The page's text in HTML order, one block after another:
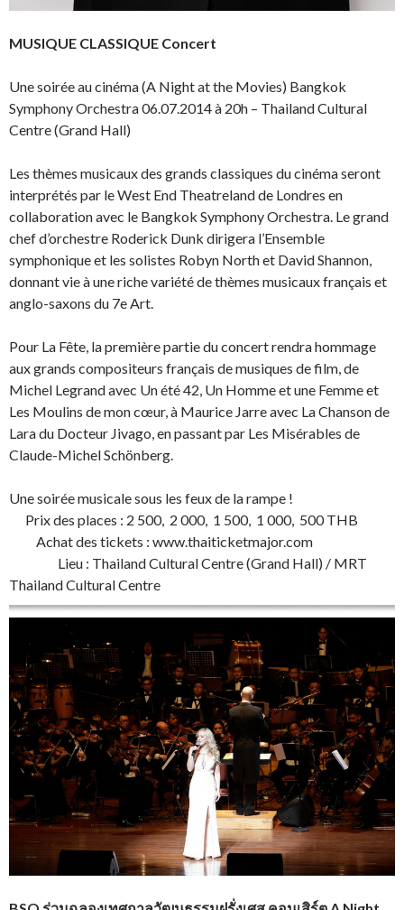
MUSIQUE CLASSIQUE Concert
Une soirée au cinéma (A Night at the Movies) Bangkok
Symphony Orchestra 06.07.2014 à 20h – Thailand Cultural
Centre (Grand Hall)
Les thèmes musicaux des grands classiques du cinéma seront
interprétés par le West End Theatreland de Londres en
collaboration avec le Bangkok Symphony Orchestra. Le grand
chef d’orchestre Roderick Dunk dirigera l’Ensemble
symphonique et les solistes Robyn North et David Shannon,
donnant vie à une riche variété de thèmes musicaux français et
anglo-saxons du 7e Art.
Pour La Fête, la première partie du concert rendra hommage
aux grands compositeurs français de musiques de film, de
Michel Legrand avec Un été 42, Un Homme et une Femme et
Les Moulins de mon cœur, à Maurice Jarre avec La Chanson de
Lara du Docteur Jivago, en passant par Les Misérables de
Claude-Michel Schönberg.
Une soirée musicale sous les feux de la rampe !
Prix des places : 2 500, 2 000, 1 500, 1 000, 500 THB
Achat des tickets : www.thaiticketmajor.com
Lieu : Thailand Cultural Centre (Grand Hall) / MRT
Thailand Cultural Centre